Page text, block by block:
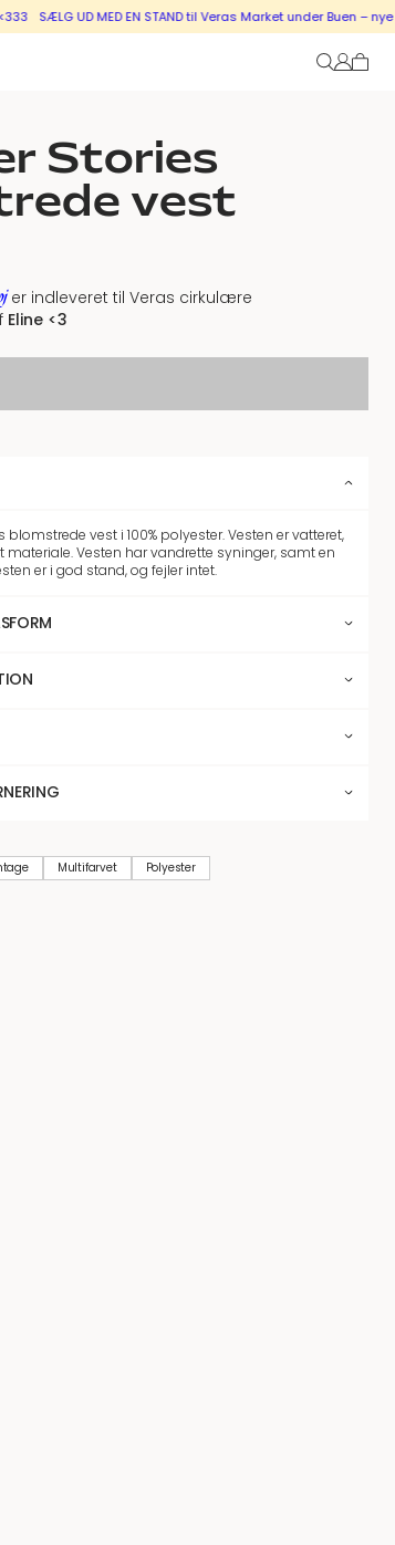
UD MED EN STAND til Veras Market under Buen – nye
Stories
vest
er indleveret til Veras cirkulære
Eline <3
blomstrede vest i 100% polyester. Vesten er vatteret,
materiale. Vesten har vandrette syninger, samt en
er i god stand, og fejler intet.
Multifarvet Polyester